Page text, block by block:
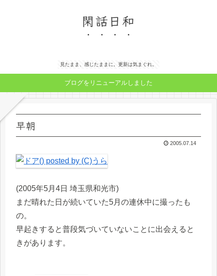
閑話日和
見たまま、感じたままに。更新は気まぐれ。
ブログをリニューアルしました
早朝
2005.07.14
(2005年5月4日 埼玉県和光市)
まだ晴れた日が続いていた5月の連休中に撮ったも
の。
早起きすると普段気づいていないことに出会えると
きがあります。